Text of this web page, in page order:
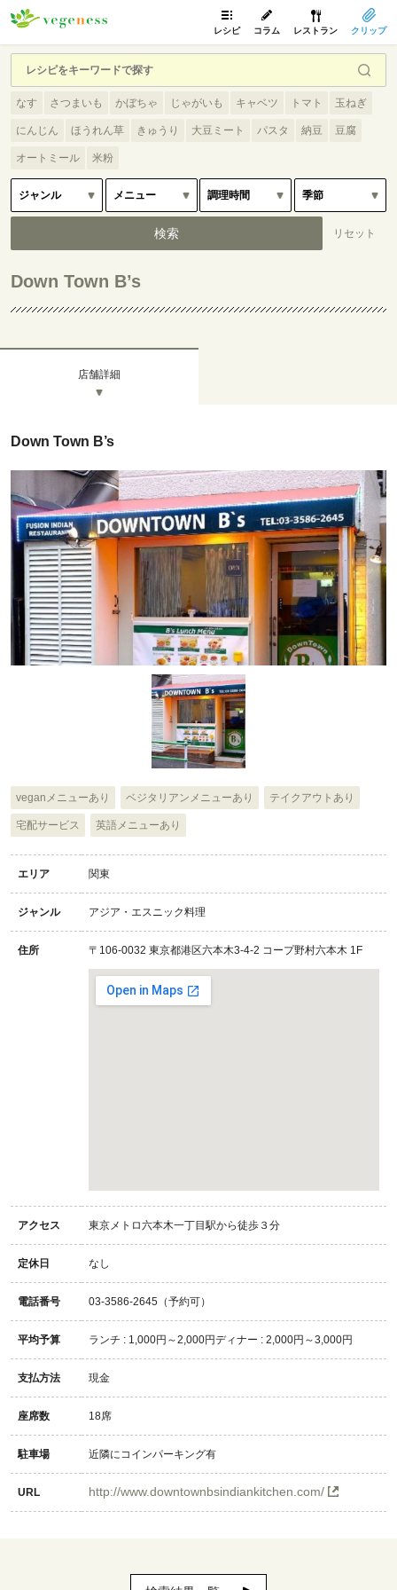
レシピ コラム レストラン クリップ
なす さつまいも かぼちゃ じゃがいも キャベツ トマト 玉ねぎ
にんじん ほうれん草 きゅうり 大豆ミート パスタ 納豆 豆腐
オートミール 米粉
Down Town B’s
店舗詳細
Down Town B’s
veganメニューあり ベジタリアンメニューあり テイクアウトあり
宅配サービス 英語メニューあり
エリア 関東
ジャンル アジア・エスニック料理
住所 〒106-0032 東京都港区六本木3-4-2 コープ野村六本木 1F
アクセス 東京メトロ六本木一丁目駅から徒歩３分
定休日 なし
電話番号 03-3586-2645（予約可）
平均予算 ランチ : 1,000円～2,000円ディナー : 2,000円～3,000円
支払方法 現金
座席数 18席
駐車場 近隣にコインパーキング有
URL http://www.downtownbsindiankitchen.com/